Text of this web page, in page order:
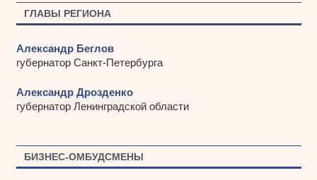
ГЛАВЫ РЕГИОНА
Александр Беглов
губернатор Санкт-Петербурга
Александр Дрозденко
губернатор Ленинградской области
БИЗНЕС-ОМБУДСМЕНЫ
ы